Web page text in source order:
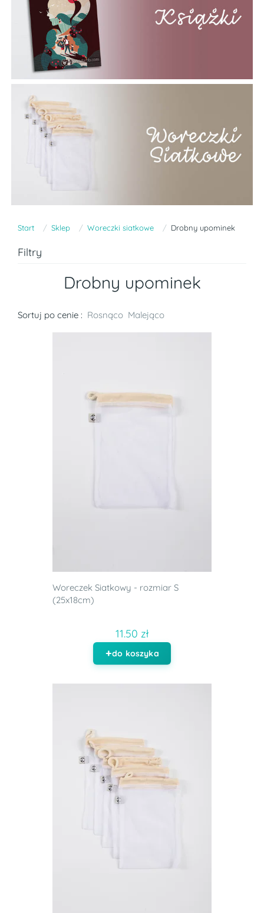
Start Sklep Woreczki siatkowe Drobny upominek
Filtry
Drobny upominek
Sortuj po cenie : Rosnąco Malejąco
Woreczek Siatkowy - rozmiar S
(25x18cm)
11.50 zł
do koszyka